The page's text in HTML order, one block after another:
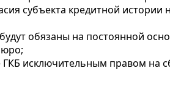
субъекта кредитной
обязаны на постоянной
ГКБ исключительным правом